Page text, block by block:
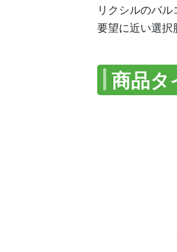
リクシルのバ
要望に近い選択
商品タ